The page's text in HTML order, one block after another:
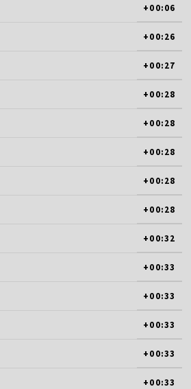
+00:06
+00:26
+00:27
+00:28
+00:28
+00:28
+00:28
+00:28
+00:32
+00:33
+00:33
+00:33
+00:33
+00:33